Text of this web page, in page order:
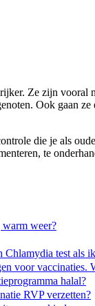
Ze zijn
Ook gaan
die je als
te
weer?
test als
voor vaccinaties.
halal?
RVP verzetten?